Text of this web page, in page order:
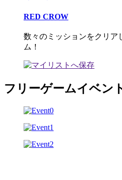
RED CROW
数々のミッションをクリア
ム！
フリーゲームイベン